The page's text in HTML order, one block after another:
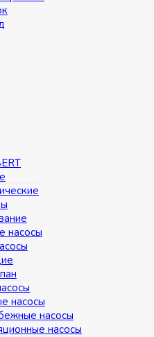
насосы
насосы
насосы
насосы